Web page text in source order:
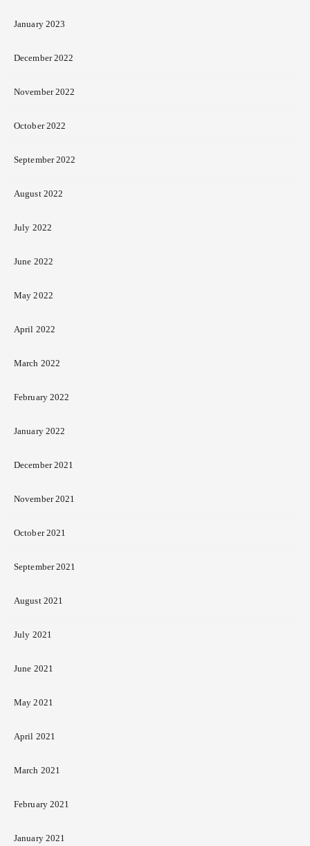
January 2023
December 2022
November 2022
October 2022
September 2022
August 2022
July 2022
June 2022
May 2022
April 2022
March 2022
February 2022
January 2022
December 2021
November 2021
October 2021
September 2021
August 2021
July 2021
June 2021
May 2021
April 2021
March 2021
February 2021
January 2021